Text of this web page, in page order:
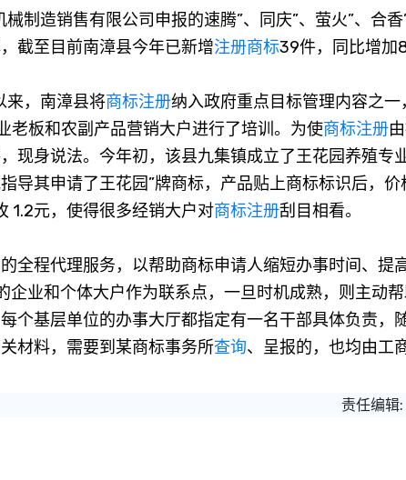
制造销售有限公司申报的速腾”、同庆”、萤火”、合香
截至目前南漳县今年已新增注册商标39件，同比增加
，南漳县将商标注册纳入政府重点目标管理内容之一
老板和农副产品营销大户进行了培训。为使商标注册
现身说法。今年初，该县九集镇成立了王花园养殖专业
导其申请了王花园”牌商标，产品贴上商标标识后，价
1.2元，使得很多经销大户对商标注册刮目相看。
程代理服务，以帮助商标申请人缩短办事时间、提
企业和个体大户作为联系点，一旦时机成熟，则主动
个基层单位的办事大厅都指定有一名干部具体负责，
材料，需要到某商标事务所查询、呈报的，也均由工
责任编辑: